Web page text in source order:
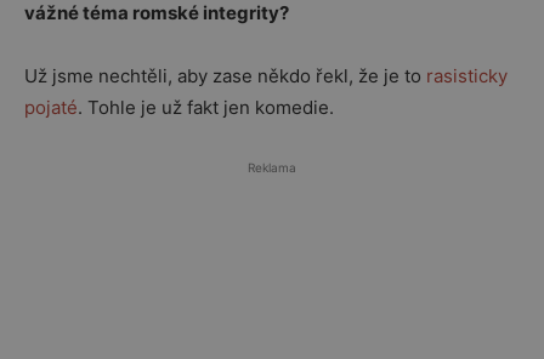
vážné téma romské integrity?
Už jsme nechtěli, aby zase někdo řekl, že je to rasisticky
pojaté. Tohle je už fakt jen komedie.
Reklama